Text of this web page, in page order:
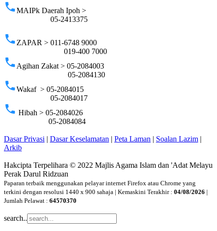
phoneMAIPk Daerah Ipoh >
05-2413375
phoneZAPAR > 011-6748 9000
019-400 7000
phoneAgihan Zakat > 05-2084003
05-2084130
phoneWakaf > 05-2084015
05-2084017
phone Hibah > 05-2084026
05-2084084
Dasar Privasi Dasar Keselamatan Peta Laman Soalan Lazim
Arkib
Hakcipta Terpelihara © 2022 Majlis Agama Islam dan 'Adat Melayu
Perak Darul Ridzuan
Paparan terbaik menggunakan pelayar internet Firefox atau Chrome yang
terkini dengan resolusi 1440 x 900 sahaja | Kemaskini Terakhir : 04/08/2026 |
Jumlah Pelawat : 64570370
search..